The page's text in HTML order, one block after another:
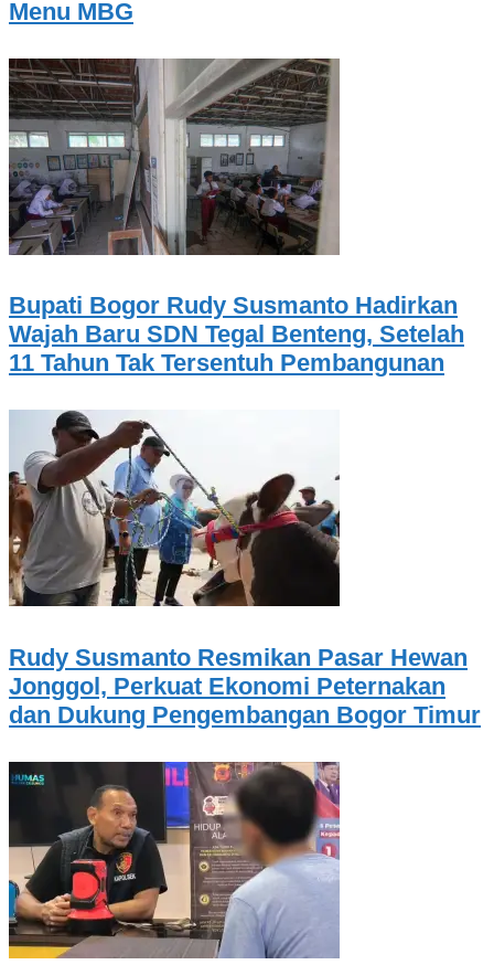
Menu MBG
Bupati Bogor Rudy Susmanto Hadirkan
Wajah Baru SDN Tegal Benteng, Setelah
11 Tahun Tak Tersentuh Pembangunan
Rudy Susmanto Resmikan Pasar Hewan
Jonggol, Perkuat Ekonomi Peternakan
dan Dukung Pengembangan Bogor Timur